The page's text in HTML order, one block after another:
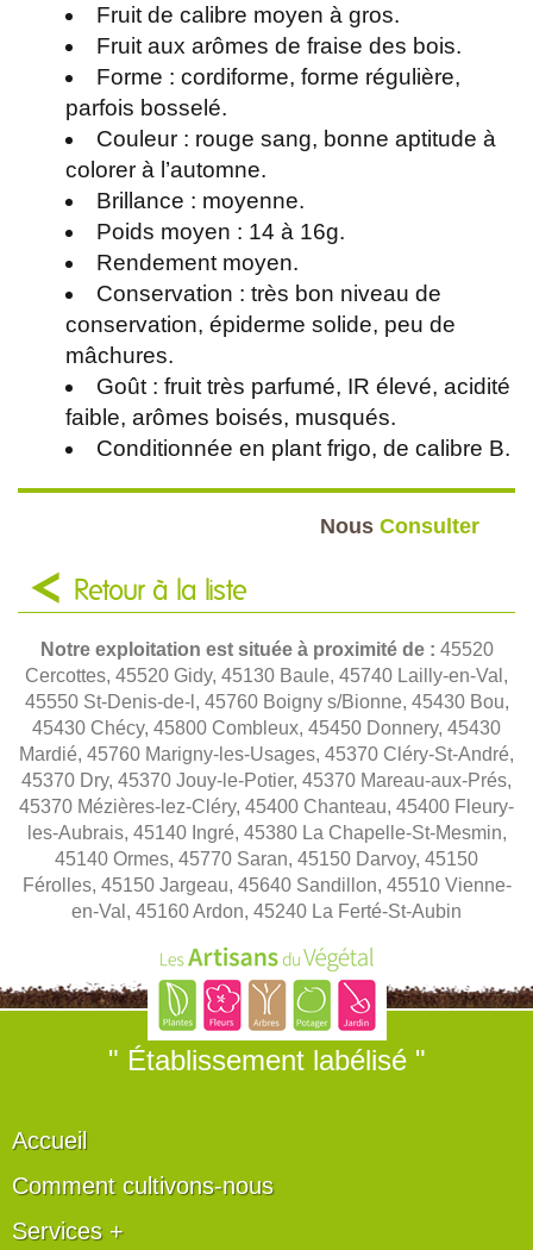
Fruit de calibre moyen à gros.
Fruit aux arômes de fraise des bois.
Forme : cordiforme, forme régulière,
parfois bosselé.
Couleur : rouge sang, bonne aptitude à
colorer à l’automne.
Brillance : moyenne.
Poids moyen : 14 à 16g.
Rendement moyen.
Conservation : très bon niveau de
conservation, épiderme solide, peu de
mâchures.
Goût : fruit très parfumé, IR élevé, acidité
faible, arômes boisés, musqués.
Conditionnée en plant frigo, de calibre B.
Nous Consulter
Retour à la liste
Notre exploitation est située à proximité de : 45520
Cercottes, 45520 Gidy, 45130 Baule, 45740 Lailly-en-Val,
45550 St-Denis-de-l, 45760 Boigny s/Bionne, 45430 Bou,
45430 Chécy, 45800 Combleux, 45450 Donnery, 45430
Mardié, 45760 Marigny-les-Usages, 45370 Cléry-St-André,
45370 Dry, 45370 Jouy-le-Potier, 45370 Mareau-aux-Prés,
45370 Mézières-lez-Cléry, 45400 Chanteau, 45400 Fleury-
les-Aubrais, 45140 Ingré, 45380 La Chapelle-St-Mesmin,
45140 Ormes, 45770 Saran, 45150 Darvoy, 45150
Férolles, 45150 Jargeau, 45640 Sandillon, 45510 Vienne-
en-Val, 45160 Ardon, 45240 La Ferté-St-Aubin
" Établissement labélisé "
Accueil
Comment cultivons-nous
Services +